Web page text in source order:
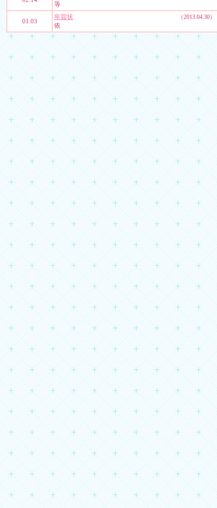
等
01.03
年賀状 （2013.04.30）
依